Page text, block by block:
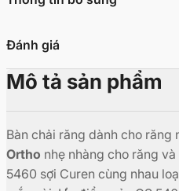
Đánh giá
Mô tả sản phẩm
Bàn chải răng dành cho răng
Ortho nhẹ nhàng cho răng
5460 sợi Curen cùng nhau